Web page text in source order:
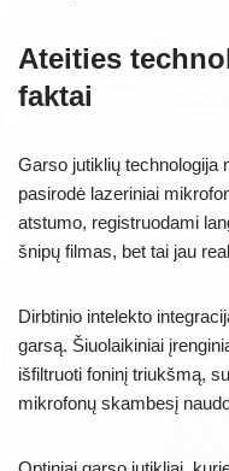
Ateities
faktai
Garso jutiklių technologija
pasirodė lazeriniai
atstumo, registruodami
šnipų filmas, bet tai jau
Dirbtinio intelekto
garsą. Šiuolaikiniai
išfiltruoti foninį triukšmą,
mikrofonų skambesį